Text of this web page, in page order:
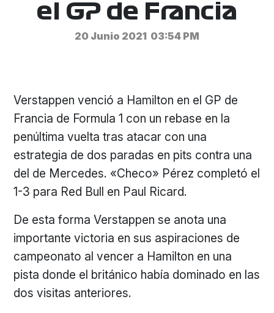
el GP de Francia
20 Junio 2021 03:54 PM
Verstappen venció a Hamilton en el GP de
Francia de Formula 1 con un rebase en la
penúltima vuelta tras atacar con una
estrategia de dos paradas en pits contra una
del de Mercedes. «Checo» Pérez completó el
1-3 para Red Bull en Paul Ricard.
De esta forma Verstappen se anota una
importante victoria en sus aspiraciones de
campeonato al vencer a Hamilton en una
pista donde el británico había dominado en las
dos visitas anteriores.